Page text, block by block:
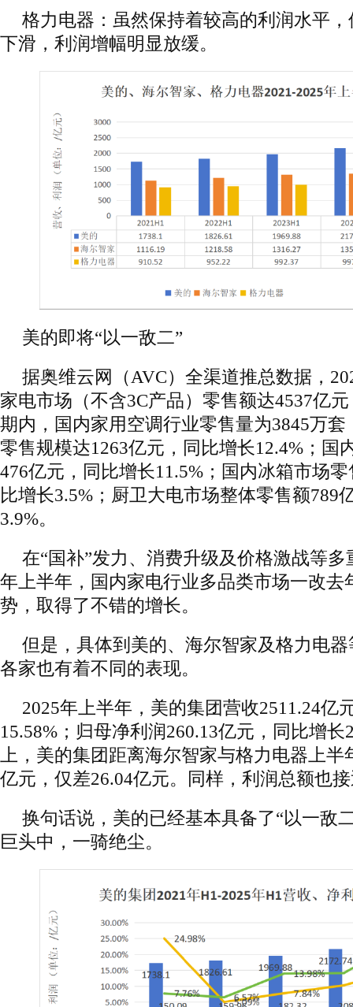
格力电器：虽然保持着较高的利润水平
下滑，利润增幅明显放缓。
美的即将“以一敌二”
据奥维云网（AVC）全渠道推总数据，
家电市场（不含3C产品）零售额达4537亿
期内，国内家用空调行业零售量为3845万套
零售规模达1263亿元，同比增长12.4%；国
476亿元，同比增长11.5%；国内冰箱市场
比增长3.5%；厨卫大电市场整体零售额789
3.9%。
在“国补”发力、消费升级及价格激战等
年上半年，国内家电行业多品类市场一改去
势，取得了不错的增长。
但是，具体到美的、海尔智家及格力电
各家也有着不同的表现。
2025年上半年，美的集团营收2511.24亿
15.58%；归母净利润260.13亿元，同比增长
上，美的集团距离海尔智家与格力电器上半
亿元，仅差26.04亿元。同样，利润总额也
换句话说，美的已经基本具备了“以一敌
巨头中，一骑绝尘。